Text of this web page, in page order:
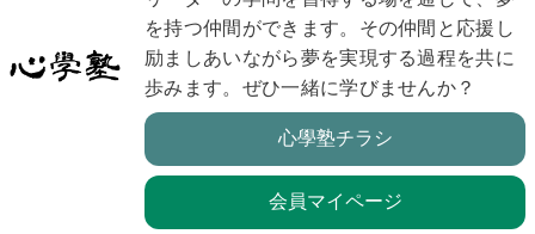
を持つ仲間ができます。その仲間と応援し
励ましあいながら夢を実現する過程を共に
歩みます。ぜひ一緒に学びませんか？
心學塾チラシ
会員マイページ